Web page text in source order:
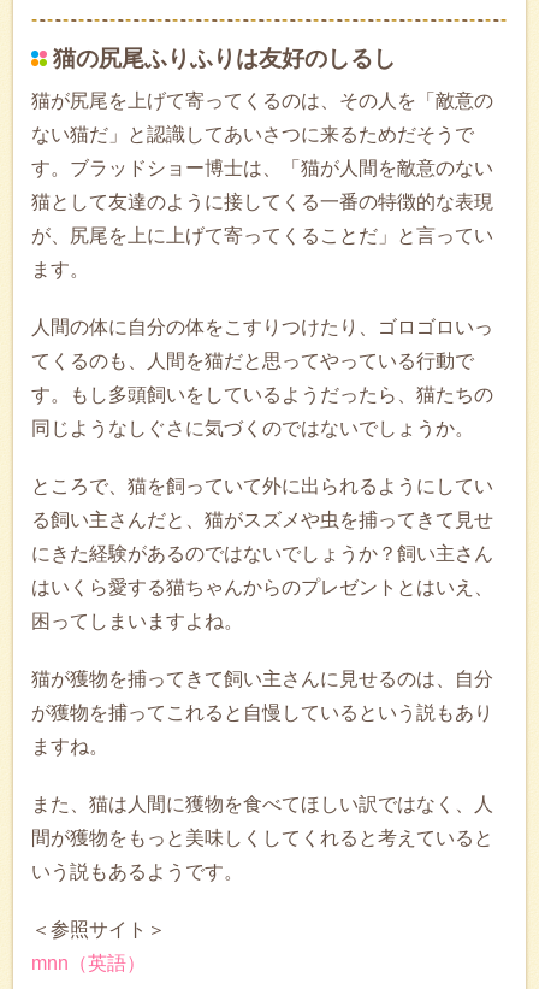
猫の尻尾ふりふりは友好のしるし
猫が尻尾を上げて寄ってくるのは、その人を「敵意の
ない猫だ」と認識してあいさつに来るためだそうで
す。ブラッドショー博士は、「猫が人間を敵意のない
猫として友達のように接してくる一番の特徴的な表現
が、尻尾を上に上げて寄ってくることだ」と言ってい
ます。
人間の体に自分の体をこすりつけたり、ゴロゴロいっ
てくるのも、人間を猫だと思ってやっている行動で
す。もし多頭飼いをしているようだったら、猫たちの
同じようなしぐさに気づくのではないでしょうか。
ところで、猫を飼っていて外に出られるようにしてい
る飼い主さんだと、猫がスズメや虫を捕ってきて見せ
にきた経験があるのではないでしょうか？飼い主さん
はいくら愛する猫ちゃんからのプレゼントとはいえ、
困ってしまいますよね。
猫が獲物を捕ってきて飼い主さんに見せるのは、自分
が獲物を捕ってこれると自慢しているという説もあり
ますね。
また、猫は人間に獲物を食べてほしい訳ではなく、人
間が獲物をもっと美味しくしてくれると考えていると
いう説もあるようです。
＜参照サイト＞
mnn（英語）